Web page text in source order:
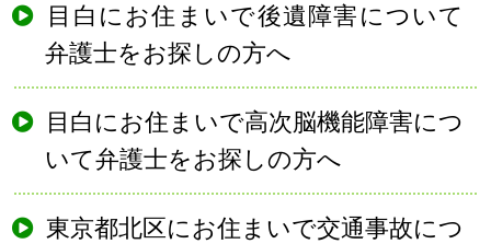
目白にお住まいで後遺障害について
弁護士をお探しの方へ
目白にお住まいで高次脳機能障害につ
いて弁護士をお探しの方へ
東京都北区にお住まいで交通事故につ